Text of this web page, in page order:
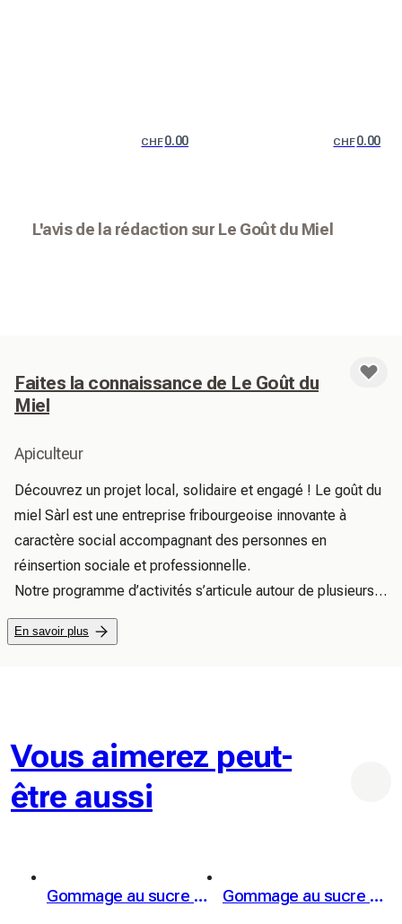
CHF0.00 CHF0.00
L'avis de la rédaction sur Le Goût du Miel
Faites la connaissance de Le Goût du
Miel
Apiculteur
Découvrez un projet local, solidaire et engagé ! Le goût du
miel Sàrl est une entreprise fribourgeoise innovante à
caractère social accompagnant des personnes en
réinsertion sociale et professionnelle.
Notre programme d’activités s’articule autour de plusieurs
pôles : l’univers fascinant de l’apiculture, la fabrication
artisanale de produits naturels de haute qualité, l’entretien
Apiculture : Nos miels proviennent des ruchers du goût du
miel,  situés en bordures de forêts dans les villages de
Courtepin, Courtaman, Wallenried et Courtion.
Bougies : Nos bougies sont élaborées avec de la cire
Courtaman.
En savoir plus
Vous aimerez peut-
être aussi
Gommage au sucre Karité Gommage au sucre Jasmin